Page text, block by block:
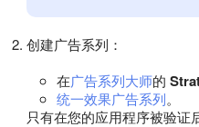
创建广告系列：
在广告系列大师的
统一效果广告系列。
只有在您的应用程序被验证